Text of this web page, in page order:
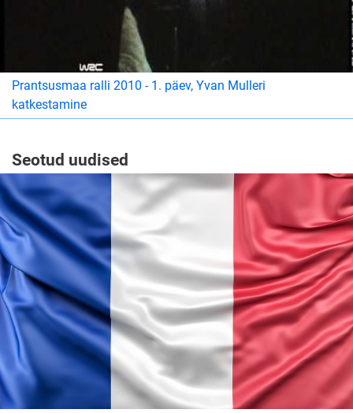
Prantsusmaa ralli 2010 - 1. päev, Yvan Mulleri
katkestamine
Seotud uudised